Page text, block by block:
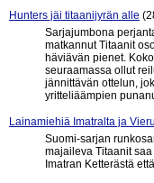
Hunters jäi titaanijyrän alle
Sarjajumbona
matkannut Titaanit
häviävän pienet.
seuraamassa ollut
jännittävän ottelun,
yritteliäämpien
Lainamiehiä Imatralta ja
Suomi-sarjan
majaileva Titaanit
Imatran Ketterästä